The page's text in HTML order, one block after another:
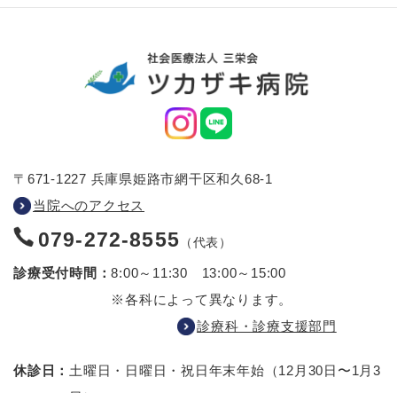
〒671-1227 兵庫県姫路市網干区和久68-1
当院へのアクセス
079-272-8555 （代表）
診療受付時間：8:00～11:30 13:00～15:00
※各科によって異なります。
診療科・診療支援部門
休診日： 土曜日・日曜日・祝日年末年始（12月30日〜1月3